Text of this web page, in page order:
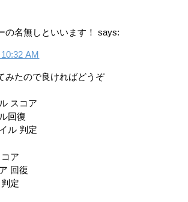
の名無しといいます！
says:
AM
みたので良ければどうぞ
スコア
回復
ル 判定
ア
回復
定